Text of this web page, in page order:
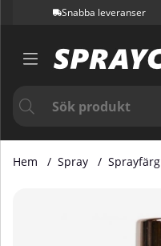
Snabba leveranser
Hem Spray Sprayfärg